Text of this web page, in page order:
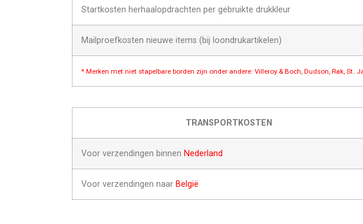
Startkosten herhaalopdrachten per gebruikte drukkleur
Mailproefkosten nieuwe items (bij loondrukartikelen)
* Merken met niet stapelbare borden zijn onder andere: Villeroy & Boch, Dudson, Rak, St.
TRANSPORTKOSTEN
Voor verzendingen binnen Nederland
Voor verzendingen naar België